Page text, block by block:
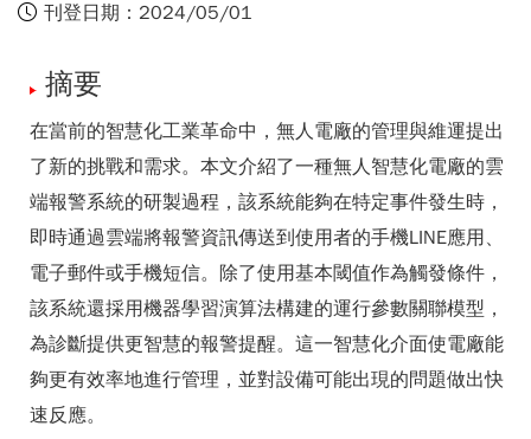
刊登日期：2024/05/01
摘要
在當前的智慧化工業革命中，無人電廠的管理與維運提出
了新的挑戰和需求。本文介紹了一種無人智慧化電廠的雲
端報警系統的研製過程，該系統能夠在特定事件發生時，
即時通過雲端將報警資訊傳送到使用者的手機LINE應用、
電子郵件或手機短信。除了使用基本閾值作為觸發條件，
該系統還採用機器學習演算法構建的運行參數關聯模型，
為診斷提供更智慧的報警提醒。這一智慧化介面使電廠能
夠更有效率地進行管理，並對設備可能出現的問題做出快
速反應。